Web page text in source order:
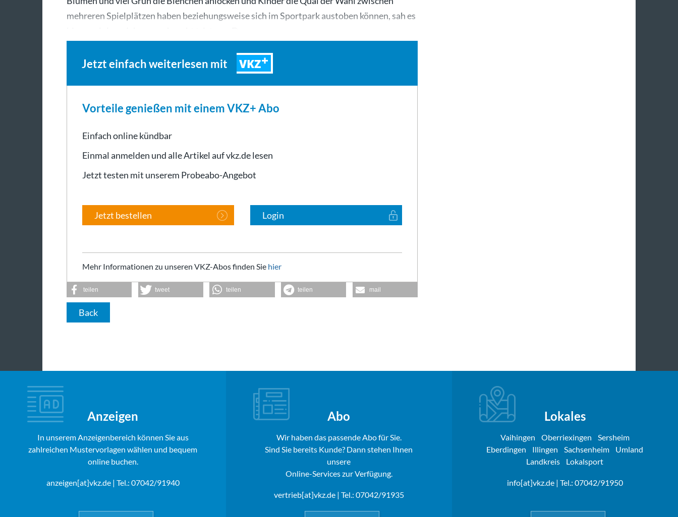
mehreren Spielplätzen haben beziehungsweise sich im Sportpark austoben können, sah es
Jetzt einfach weiterlesen mit VKZ
Vorteile genießen mit einem VKZ+ Abo
Einfach online kündbar
Einmal anmelden und alle Artikel auf vkz.de lesen
Jetzt testen mit unserem Probeabo-Angebot
Jetzt bestellen Login
Mehr Informationen zu unseren VKZ-Abos finden Sie hier
teilen tweet teilen teilen mail
Back
Anzeigen
In unserem Anzeigenbereich können Sie aus
zahlreichen Mustervorlagen wählen und bequem
online buchen.
anzeigen[at]vkz.de| Tel.: 07042/91940
Abo
Wir haben das passende Abo für Sie.
Sind Sie bereits Kunde? Dann stehen Ihnen
unsere
Online-Services zur Verfügung.
vertrieb[at]vkz.de| Tel.: 07042/91935
Lokales
Vaihingen Oberriexingen
Sersheim
Eberdingen
Illingen Sachsenheim
Umland
Landkreis
Lokalsport
info[at]vkz.de| Tel.: 07042/91950